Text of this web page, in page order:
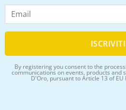
By registering you consent to the
communications on events, products and
D'Oro, pursuant to Article 13 of